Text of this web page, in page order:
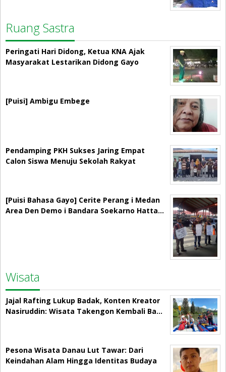
Ruang Sastra
Peringati Hari Didong, Ketua KNA Ajak
Masyarakat Lestarikan Didong Gayo
[Puisi] Ambigu Embege
Pendamping PKH Sukses Jaring Empat
Calon Siswa Menuju Sekolah Rakyat
[Puisi Bahasa Gayo] Cerite Perang i Medan
Area Den Demo i Bandara Soekarno Hatta…
Wisata
Jajal Rafting Lukup Badak, Konten Kreator
Nasiruddin: Wisata Takengon Kembali Ba…
Pesona Wisata Danau Lut Tawar: Dari
Keindahan Alam Hingga Identitas Budaya